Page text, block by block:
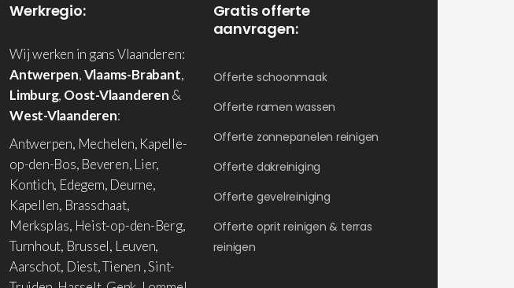
Werkregio:
Wij werken in gans Vlaanderen:
Antwerpen,Vlaams-Brabant,
Limburg, Oost-Vlaanderen &
West-Vlaanderen:
Antwerpen, Mechelen, Kapelle-
op-den-Bos, Beveren, Lier,
Kontich, Edegem, Deurne,
Kapellen, Brasschaat,
Merksplas, Heist-op-den-Berg,
Turnhout, Brussel, Leuven,
Aarschot, Diest, Tienen , Sint-
Gratis offerte
aanvragen:
Offerte schoonmaak
Offerte ramen wassen
Offerte zonnepanelen reinigen
Offerte dakreiniging
Offerte gevelreiniging
Offerte oprit reinigen & terras
reinigen